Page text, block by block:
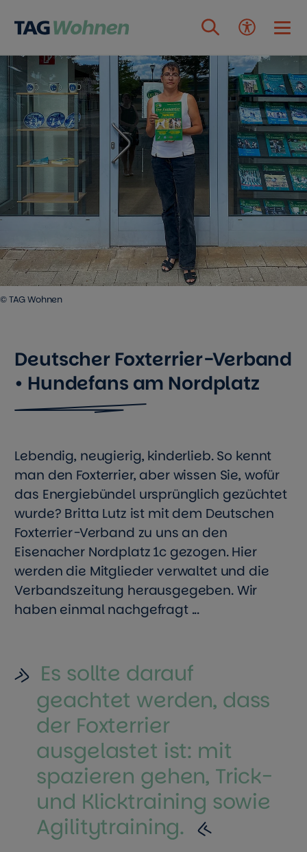
Zum Inhalt springen
Deutscher Foxterrier-Verband
• Hundefans am Nordplatz
Lebendig, neugierig, kinderlieb. So kennt
man den Foxterrier, aber wissen Sie, wofür
das Energiebündel ursprünglich gezüchtet
wurde? Britta Lutz ist mit dem Deutschen
Foxterrier-Verband zu uns an den
Eisenacher Nordplatz 1c gezogen. Hier
werden die Mitglieder verwaltet und die
Verbandszeitung herausgegeben. Wir
haben einmal nachgefragt ...
© TAG Wohnen
Es sollte darauf
geachtet werden, dass
der Foxterrier
ausgelastet ist: mit
spazieren gehen, Trick-
und Klicktraining sowie
Agilitytraining.